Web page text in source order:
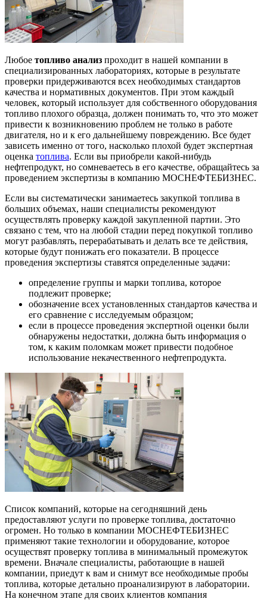
Любое топливо анализ проходит в нашей компании в
специализированных лабораториях, которые в результате
проверки придерживаются всех необходимых стандартов
качества и нормативных документов. При этом каждый
человек, который использует для собственного оборудования
топливо плохого образца, должен понимать то, что это может
привести к возникновению проблем не только в работе
двигателя, но и к его дальнейшему повреждению. Все будет
зависеть именно от того, насколько плохой будет экспертная
оценка топлива. Если вы приобрели какой-нибудь
нефтепродукт, но сомневаетесь в его качестве, обращайтесь за
проведением экспертизы в компанию МОСНЕФТЕБИЗНЕС.
Если вы систематически занимаетесь закупкой топлива в
больших объемах, наши специалисты рекомендуют
осуществлять проверку каждой закупленной партии. Это
связано с тем, что на любой стадии перед покупкой топливо
могут разбавлять, перерабатывать и делать все те действия,
которые будут понижать его показатели. В процессе
проведения экспертизы ставятся определенные задачи:
определение группы и марки топлива, которое
подлежит проверке;
обозначение всех установленных стандартов качества и
его сравнение с исследуемым образцом;
если в процессе проведения экспертной оценки были
обнаружены недостатки, должна быть информация о
том, к каким поломкам может привести подобное
использование некачественного нефтепродукта.
Список компаний, которые на сегодняшний день
предоставляют услуги по проверке топлива, достаточно
огромен. Но только в компании МОСНЕФТЕБИЗНЕС
применяют такие технологии и оборудование, которое
осуществят проверку топлива в минимальный промежуток
времени. Вначале специалисты, работающие в нашей
компании, приедут к вам и снимут все необходимые пробы
топлива, которые детально проанализируют в лаборатории.
На конечном этапе для своих клиентов компания